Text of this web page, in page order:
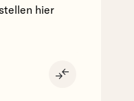
hier
compare_arrows